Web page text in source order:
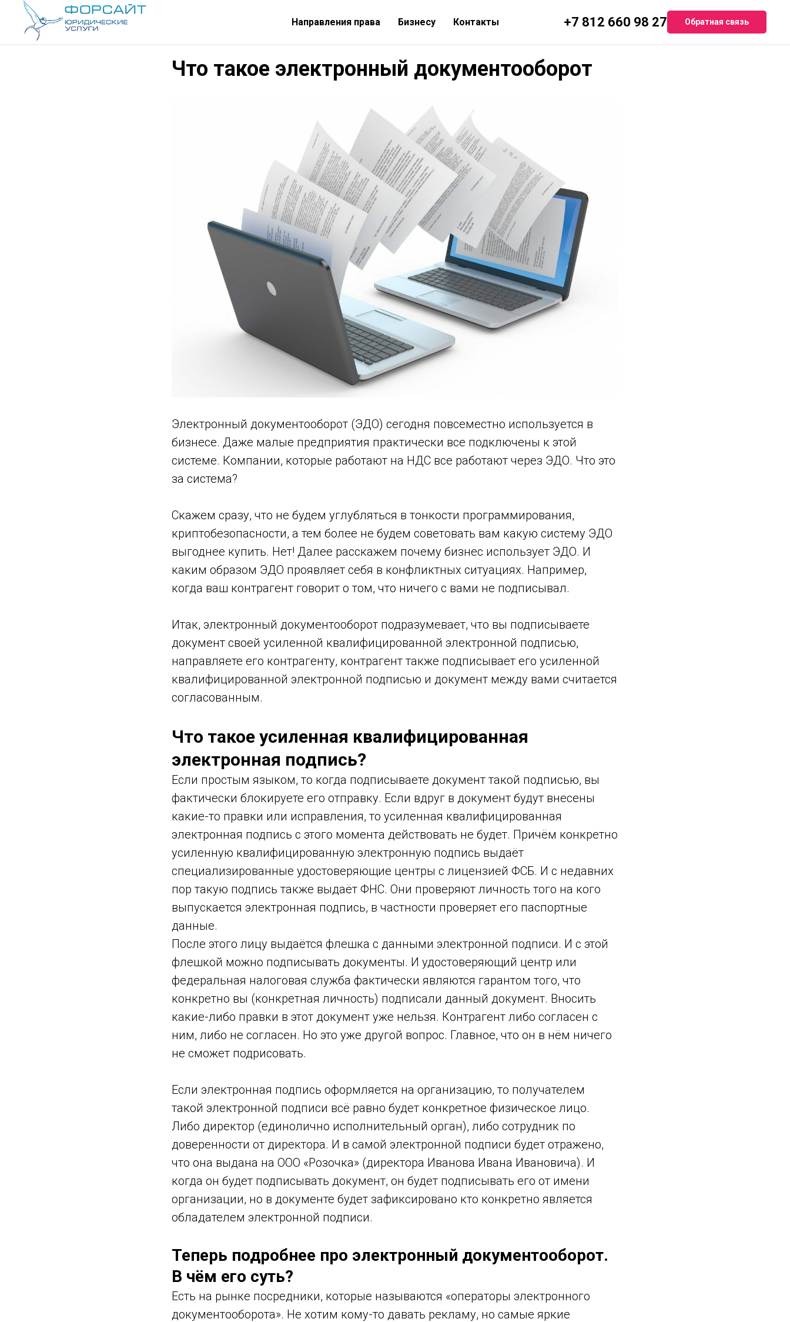
Направления права Бизнесу Контакты +7 812 660 98 27 Обратная связь
Что такое электронный документооборот
Электронный документооборот (ЭДО) сегодня повсеместно используется в
бизнесе. Даже малые предприятия практически все подключены к этой
системе. Компании, которые работают на НДС все работают через ЭДО. Что это
за система?
Скажем сразу, что не будем углубляться в тонкости программирования,
криптобезопасности, а тем более не будем советовать вам какую систему ЭДО
выгоднее купить. Нет! Далее расскажем почему бизнес использует ЭДО. И
каким образом ЭДО проявляет себя в конфликтных ситуациях. Например,
когда ваш контрагент говорит о том, что ничего с вами не подписывал.
Итак, электронный документооборот подразумевает, что вы подписываете
документ своей усиленной квалифицированной электронной подписью,
направляете его контрагенту, контрагент также подписывает его усиленной
квалифицированной электронной подписью и документ между вами считается
согласованным.
Что такое усиленная квалифицированная
электронная подпись?
Если простым языком, то когда подписываете документ такой подписью, вы
фактически блокируете его отправку. Если вдруг в документ будут внесены
какие-то правки или исправления, то усиленная квалифицированная
электронная подпись с этого момента действовать не будет. Причём конкретно
усиленную квалифицированную электронную подпись выдаёт
специализированные удостоверяющие центры с лицензией ФСБ. И с недавних
пор такую подпись также выдаёт ФНС. Они проверяют личность того на кого
выпускается электронная подпись, в частности проверяет его паспортные
данные.
После этого лицу выдаётся флешка с данными электронной подписи. И с этой
флешкой можно подписывать документы. И удостоверяющий центр или
федеральная налоговая служба фактически являются гарантом того, что
конкретно вы (конкретная личность) подписали данный документ. Вносить
какие-либо правки в этот документ уже нельзя. Контрагент либо согласен с
ним, либо не согласен. Но это уже другой вопрос. Главное, что он в нём ничего
не сможет подрисовать.
Если электронная подпись оформляется на организацию, то получателем
такой электронной подписи всё равно будет конкретное физическое лицо.
Либо директор (единолично исполнительный орган), либо сотрудник по
доверенности от директора. И в самой электронной подписи будет отражено,
что она выдана на ООО «Розочка» (директора Иванова Ивана Ивановича). И
когда он будет подписывать документ, он будет подписывать его от имени
организации, но в документе будет зафиксировано кто конкретно является
обладателем электронной подписи.
Теперь подробнее про электронный документооборот.
В чём его суть?
Есть на рынке посредники, которые называются «операторы электронного
документооборота». Не хотим кому-то давать рекламу, но самые яркие